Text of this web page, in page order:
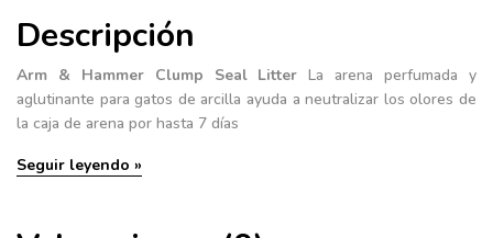
LB
Descripción
Arm & Hammer Clump Seal Litter La arena perfumada y
aglutinante para gatos de arcilla ayuda a neutralizar los olores de
la caja de arena por hasta 7 días
Seguir leyendo »